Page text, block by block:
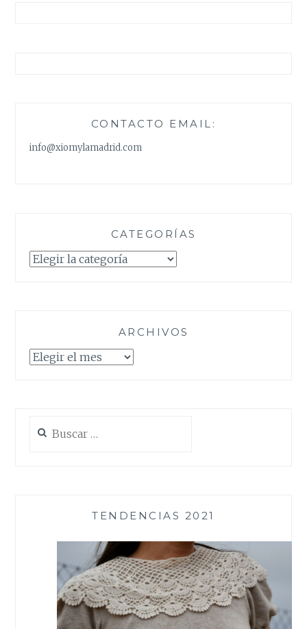
CONTACTO EMAIL:
info@xiomylamadrid.com
CATEGORÍAS
Categorías
ARCHIVOS
Archivos
TENDENCIAS 2021